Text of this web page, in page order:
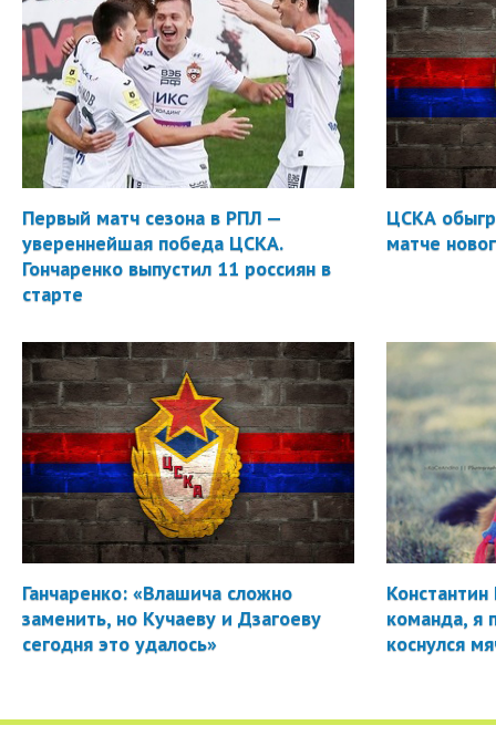
Первый матч сезона в РПЛ —
увереннейшая победа ЦСКА.
Гончаренко выпустил 11 россиян в
старте
ЦСКА
матче
Ганчаренко: «Влашича сложно
заменить, но Кучаеву и Дзагоеву
сегодня это удалось»
Константин
команда, я
коснулся